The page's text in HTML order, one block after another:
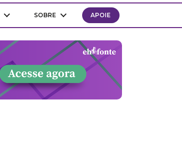
SOBRE APOIE